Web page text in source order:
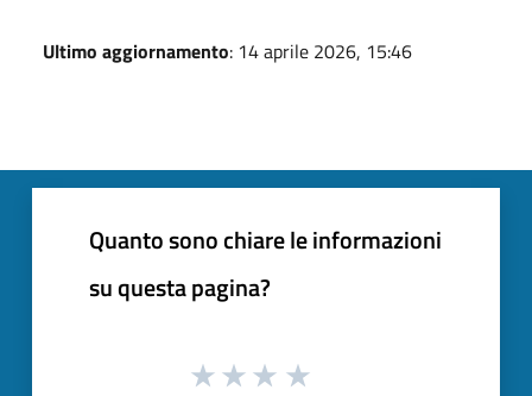
Ultimo aggiornamento: 14 aprile 2026, 15:46
Quanto sono chiare le informazioni
su questa pagina?